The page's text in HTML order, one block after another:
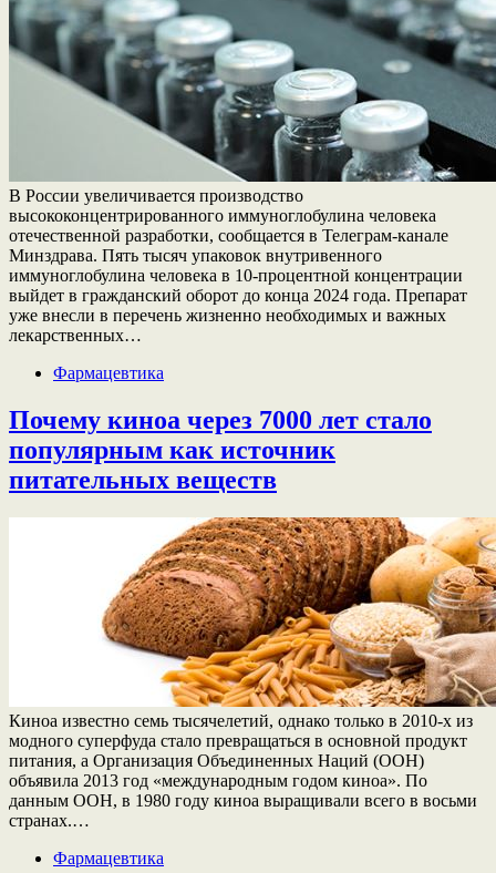
В России увеличивается производство
высококонцентрированного иммуноглобулина человека
отечественной разработки, сообщается в Телеграм-канале
Минздрава. Пять тысяч упаковок внутривенного
иммуноглобулина человека в 10-процентной концентрации
выйдет в гражданский оборот до конца 2024 года. Препарат
уже внесли в перечень жизненно необходимых и важных
лекарственных…
Фармацевтика
Почему киноа через 7000 лет стало
популярным как источник
питательных веществ
Киноа известно семь тысячелетий, однако только в 2010-х из
модного суперфуда стало превращаться в основной продукт
питания, а Организация Объединенных Наций (ООН)
объявила 2013 год «международным годом киноа». По
данным ООН, в 1980 году киноа выращивали всего в восьми
странах.…
Фармацевтика